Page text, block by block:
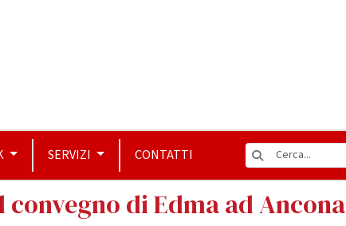
SERVIZI CONTATTI
di Edma ad Ancona